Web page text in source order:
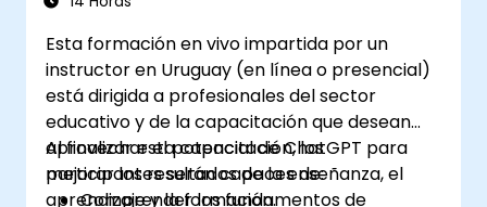
Esta formación en vivo impartida por un
instructor en Uruguay (en línea o presencial)
está dirigida a profesionales del sector
educativo y de la capacitación que desean
aprovechar el potencial de ChatGPT para
mejorar los resultados de la enseñanza, el
aprendizaje y la formación.
Al finalizar esta capacitación, los
participantes serán capaces de:
Comprender los fundamentos de